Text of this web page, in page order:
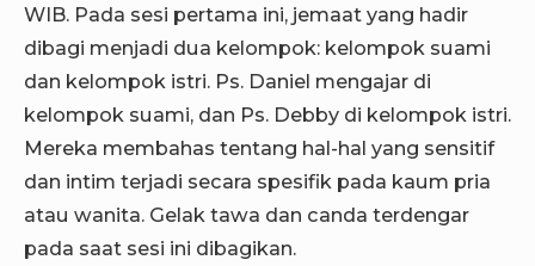
WIB. Pada sesi pertama ini, jemaat yang hadir
dibagi menjadi dua kelompok: kelompok suami
dan kelompok istri. Ps. Daniel mengajar di
kelompok suami, dan Ps. Debby di kelompok istri.
Mereka membahas tentang hal-hal yang sensitif
dan intim terjadi secara spesifik pada kaum pria
atau wanita. Gelak tawa dan canda terdengar
pada saat sesi ini dibagikan.